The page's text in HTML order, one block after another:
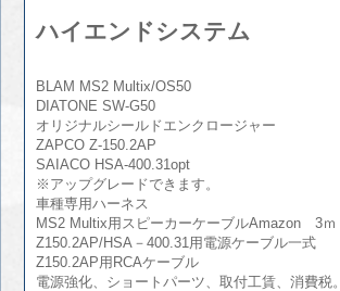
ハイエンドシステム
BLAM MS2 Multix/OS50
DIATONE SW-G50
オリジナルシールドエンクロージャー
ZAPCO Z-150.2AP
SAIACO HSA-400.31opt
※アップグレードできます。
車種専用ハーネス
MS2 Multix用スピーカーケーブルAmazon 3ｍ
Z150.2AP/HSA－400.31用電源ケーブル一式
Z150.2AP用RCAケーブル
電源強化、ショートパーツ、取付工賃、消費税。